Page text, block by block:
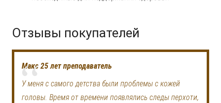
Отзывы покупателей
Макс 25 лет преподаватель
У меня с самого детства были проблемы с кожей
головы. Время от времени появлялись следы перхоти,